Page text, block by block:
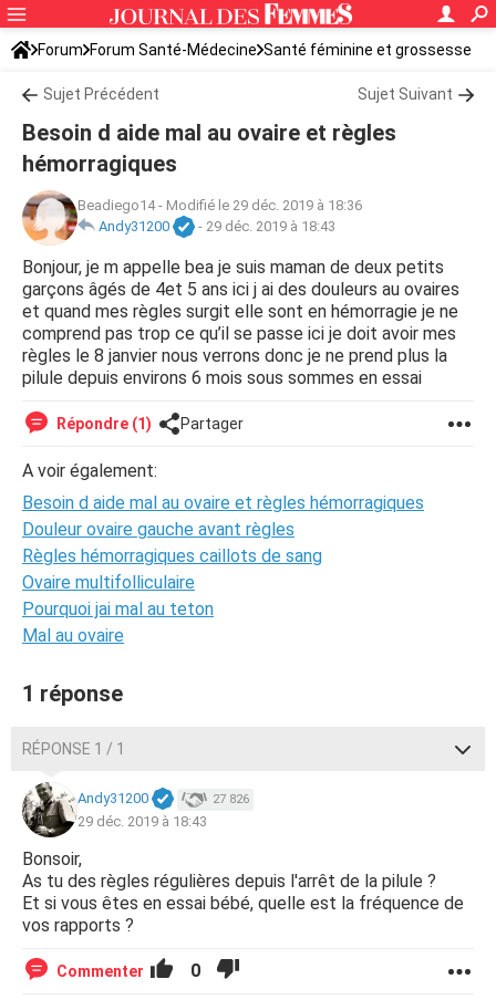
Forum Forum Santé-Médecine Santé féminine et grossesse
Sujet Précédent Sujet Suivant
Besoin d aide mal au ovaire et règles
hémorragiques
Beadiego14- Modifié le 29 déc. 2019 à 18:36
Andy31200
- 29 déc. 2019 à 18:43
Bonjour, je m appelle bea je suis maman de deux petits
garçons âgés de 4et 5 ans ici j ai des douleurs au ovaires
et quand mes règles surgit elle sont en hémorragie je ne
comprend pas trop ce qu’il se passe ici je doit avoir mes
règles le 8 janvier nous verrons donc je ne prend plus la
pilule depuis environs 6 mois sous sommes en essai
Répondre (1) Partager
A voir également:
Besoin d aide mal au ovaire et règles hémorragiques
Douleur ovaire gauche avant règles
Règles hémorragiques caillots de sang
Ovaire multifolliculaire
Pourquoi jai mal au teton
Mal au ovaire
1 réponse
RÉPONSE 1 / 1
Andy31200 27 826
29 déc. 2019 à 18:43
Bonsoir,
As tu des règles régulières depuis l'arrêt de la pilule ?
Et si vous êtes en essai bébé, quelle est la fréquence de
vos rapports ?
Commenter 0